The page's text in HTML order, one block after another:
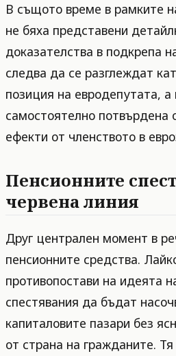
В същото време в рамките
не бяха представени
доказателства в подкрепа
следва да се разглеждат
позиция на евродепутата, а
самостоятелно потвърдена
ефекти от членството в
Пенсионните
червена линия
Друг централен момент в
пенсионните средства.
противопостави на идеята
спестявания да бъдат
капиталовите пазари без
от страна на гражданите.